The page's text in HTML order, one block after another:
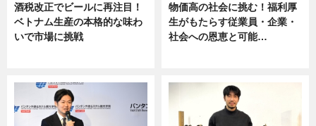
酒税改正でビールに再注目！
ベトナム生産の本格的な味わ
いで市場に挑戦
物価高の社会に挑む！福利厚
生がもたらす従業員・企業・
社会への恩恵と可能…